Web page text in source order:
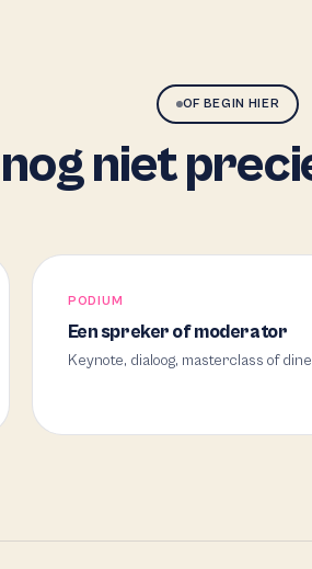
OF BEGIN HIER
niet
PODIUM
Een spreker of moderator
Keynote, dialoog, masterclass of